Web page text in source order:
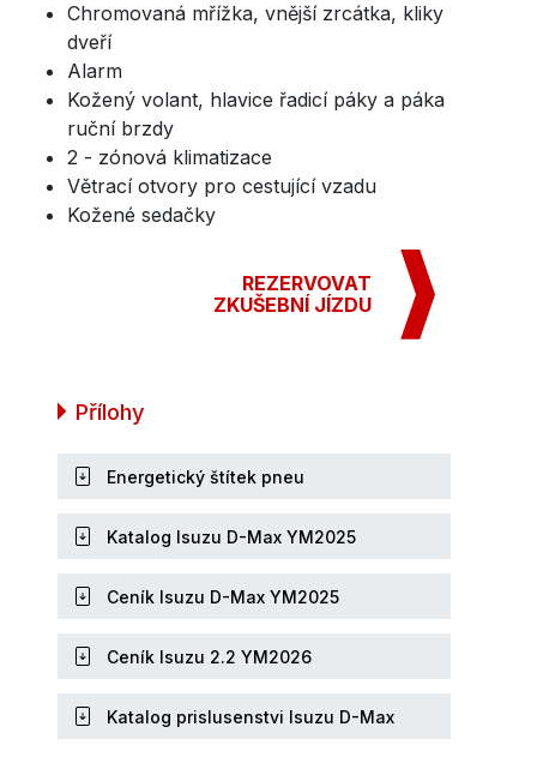
Chromovaná mřížka, vnější zrcátka, kliky
dveří
Alarm
Kožený volant, hlavice řadicí páky a páka
ruční brzdy
2 - zónová klimatizace
Větrací otvory pro cestující vzadu
Kožené sedačky
REZERVOVAT
ZKUŠEBNÍ JÍZDU
Přílohy
Energetický štítek pneu
Katalog Isuzu D-Max YM2025
Ceník Isuzu D-Max YM2025
Ceník Isuzu 2.2 YM2026
Katalog prislusenstvi Isuzu D-Max